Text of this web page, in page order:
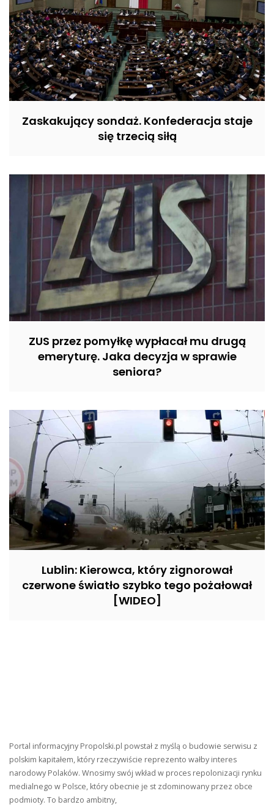
Zaskakujący sondaż. Konfederacja staje
się trzecią siłą
ZUS przez pomyłkę wypłacał mu drugą
emeryturę. Jaka decyzja w sprawie
seniora?
Lublin: Kierowca, który zignorował
czerwone światło szybko tego pożałował
[WIDEO]
Portal informacyjny Propolski.pl powstał z myślą o budowie serwisu z
polskim kapitałem, który rzeczywiście reprezento wałby interes
narodowy Polaków. Wnosimy swój wkład w proces repolonizacji rynku
medialnego w Polsce, który obecnie je st zdominowany przez obce
podmioty. To bardzo ambitny,